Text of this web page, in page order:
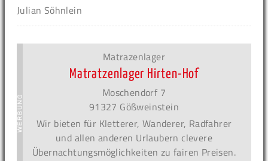
Julian Söhnlein
Matrazenlager
Matratzenlager Hirten-Hof
Moschendorf 7
91327 Gößweinstein
Wir bieten für Kletterer, Wanderer, Radfahrer
und allen anderen Urlaubern clevere
Übernachtungsmöglichkeiten zu fairen Preisen.